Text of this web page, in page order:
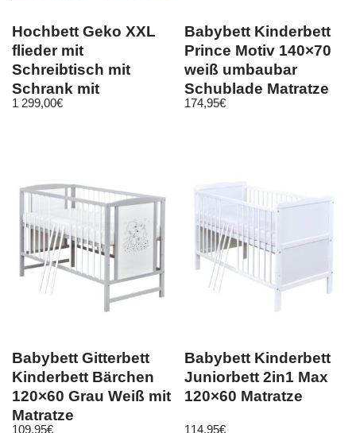
Hochbett Geko XXL
flieder mit
Schreibtisch mit
Schrank mit
Kommode Stockbett
1 299,00€
Babybett Kinderbett
Prince Motiv 140×70
weiß umbaubar
Schublade Matratze
174,95€
Babybett Gitterbett
Kinderbett Bärchen
120×60 Grau Weiß mit
Matratze
109,95€
Babybett Kinderbett
Juniorbett 2in1 Max
120×60 Matratze
114,95€